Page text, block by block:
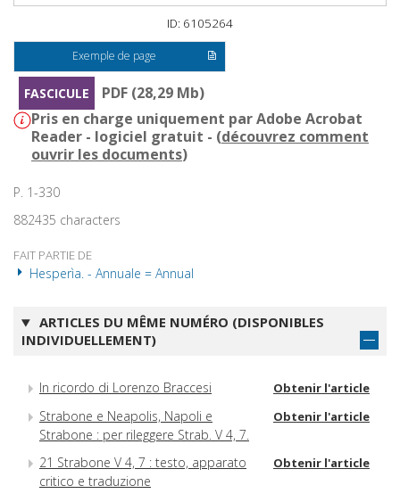
ID: 6105264
Exemple de page
FASCICULE
PDF (28,29 Mb)
Pris en charge uniquement par Adobe Acrobat
Reader - logiciel gratuit - (découvrez comment
ouvrir les documents)
P. 1-330
882435 characters
FAIT PARTIE DE
Hesperìa. - Annuale = Annual
ARTICLES DU MÊME NUMÉRO (DISPONIBLES
INDIVIDUELLEMENT)
In ricordo di Lorenzo Braccesi Obtenir l'article
Strabone e Neapolis, Napoli e
Strabone : per rileggere Strab. V 4, 7.
Obtenir l'article
21 Strabone V 4, 7 : testo, apparato
critico e traduzione
Obtenir l'article